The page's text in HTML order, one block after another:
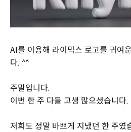
AI를 이용해 라이믹스 로고를 귀여
다. ^^
주말입니다.
이번 한 주 다들 고생 많으셨습니다.
저희도 정말 바쁘게 지냈던 한 주였